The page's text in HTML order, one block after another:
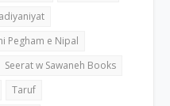
Pegham e Nipal
Seerat w Sawaneh Books
Taruf